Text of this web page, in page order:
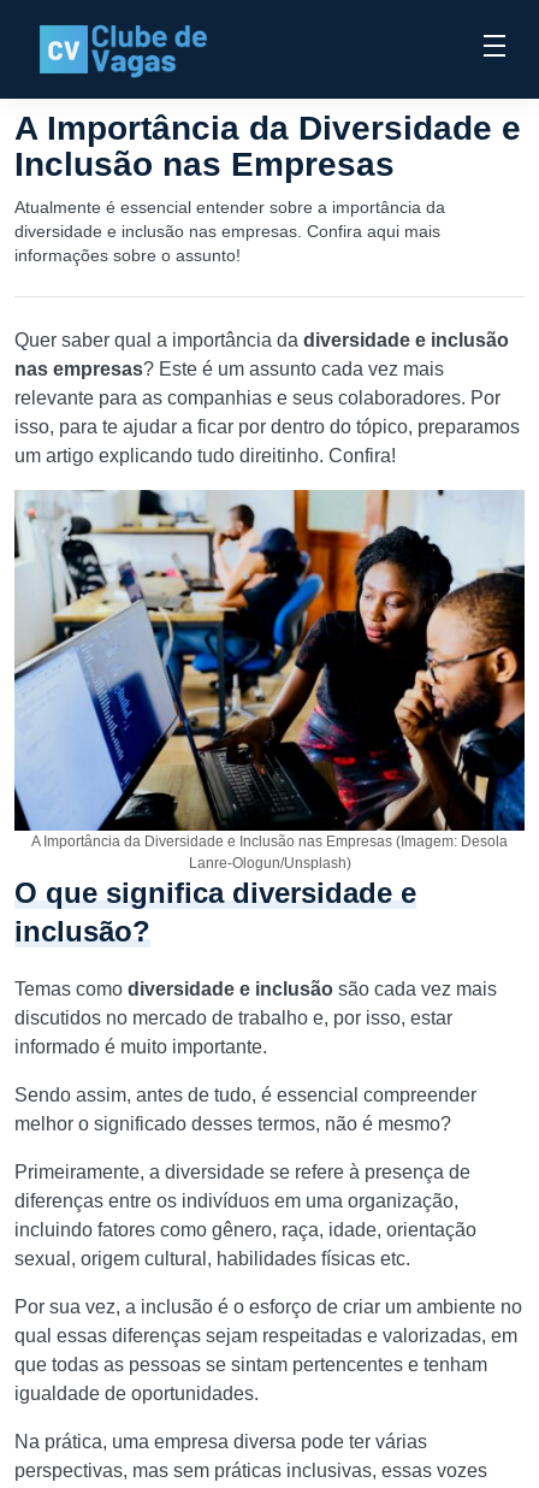
A Importância da Diversidade e
Inclusão nas Empresas
Atualmente é essencial entender sobre a importância da
diversidade e inclusão nas empresas. Confira aqui mais
informações sobre o assunto!
Quer saber qual a importância da diversidade e inclusão
nas empresas? Este é um assunto cada vez mais
relevante para as companhias e seus colaboradores. Por
isso, para te ajudar a ficar por dentro do tópico, preparamos
um artigo explicando tudo direitinho. Confira!
A Importância da Diversidade e Inclusão nas Empresas (Imagem: Desola
Lanre-Ologun/Unsplash)
O que significa diversidade e
inclusão?
Temas como diversidade e inclusão são cada vez mais
discutidos no mercado de trabalho e, por isso, estar
informado é muito importante.
Sendo assim, antes de tudo, é essencial compreender
melhor o significado desses termos, não é mesmo?
Primeiramente, a diversidade se refere à presença de
diferenças entre os indivíduos em uma organização,
incluindo fatores como gênero, raça, idade, orientação
sexual, origem cultural, habilidades físicas etc.
Por sua vez, a inclusão é o esforço de criar um ambiente no
qual essas diferenças sejam respeitadas e valorizadas, em
que todas as pessoas se sintam pertencentes e tenham
igualdade de oportunidades.
Na prática, uma empresa diversa pode ter várias
perspectivas, mas sem práticas inclusivas, essas vozes